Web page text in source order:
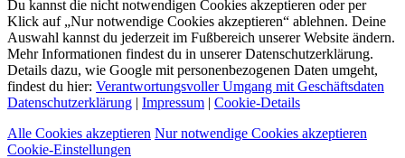
Du kannst die nicht notwendigen Cookies akzeptieren oder per
Klick auf „Nur notwendige Cookies akzeptieren“ ablehnen. Deine
Auswahl kannst du jederzeit im Fußbereich unserer Website ändern.
Mehr Informationen findest du in unserer Datenschutzerklärung.
Details dazu, wie Google mit personenbezogenen Daten umgeht,
findest du hier: Verantwortungsvoller Umgang mit Geschäftsdaten
Datenschutzerklärung | Impressum | Cookie-Details
Alle Cookies akzeptieren Nur notwendige Cookies akzeptieren
Cookie-Einstellungen